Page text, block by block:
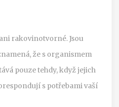
rakovinotvorné. Jsou
že s organismem
pouze tehdy, když jejich
s potřebami vaší